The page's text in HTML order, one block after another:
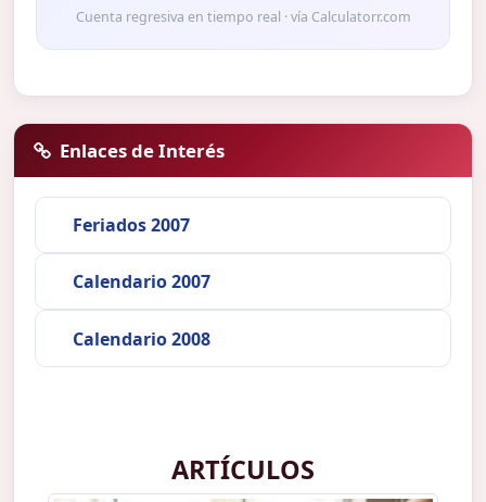
Cuenta regresiva en tiempo real · vía Calculatorr.com
Enlaces de Interés
Feriados 2007
Calendario 2007
Calendario 2008
ARTÍCULOS